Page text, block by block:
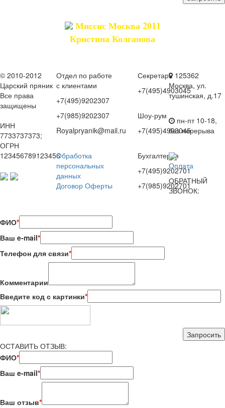
Миссис Москва 2011
Кристина Колганова
© 2010-2012
Царский пряник
Все права
защищены
ИНН
7733737373;
ОГРН
123456789123456
Отдел по работе
с клиентами
+7(495)9202307
+7(985)9202307
Royalpryanik@mail.ru
Обработка
персональных
данных
Договор Оферты
Секретарь
+7(495)4903045
Шоу-рум
+7(495)4903045
Бухгалтерия
+7(495)9202701
+7(985)9202701
125362
Москва, ул.
тушинская, д.17
пн-пт 10-18,
без перерыва
Оплата
ОБРАТНЫЙ
ЗВОНОК:
ФИО*
Ваш e-mail*
Телефон для связи*
Комментарии
Введите код с картинки*
ОСТАВИТЬ ОТЗЫВ:
ФИО*
Ваш e-mail*
Ваш отзыв*